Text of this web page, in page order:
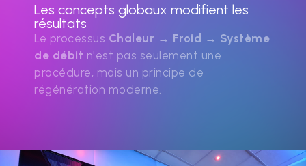
Les concepts globaux modifient les
résultats
Le processus Chaleur → Froid → Système
de débit n'est pas seulement une
procédure, mais un principe de
régénération moderne.